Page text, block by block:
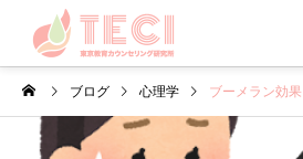
ブログ 心理学 ブーメラン効果